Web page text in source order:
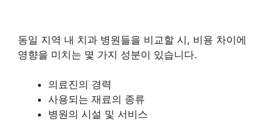
동일 지역 내 치과 병원들을 비교할 시, 비용 차이에
영향을 미치는 몇 가지 성분이 있습니다.
의료진의 경력
사용되는 재료의 종류
병원의 시설 및 서비스